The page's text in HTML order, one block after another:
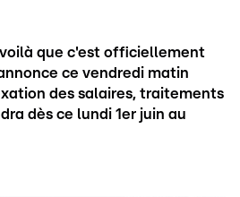
que c'est officiellement
ce vendredi matin
des salaires, traitements
dès ce lundi 1er juin au